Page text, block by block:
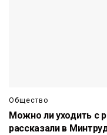
Общество
Можно ли уходить с
рассказали в